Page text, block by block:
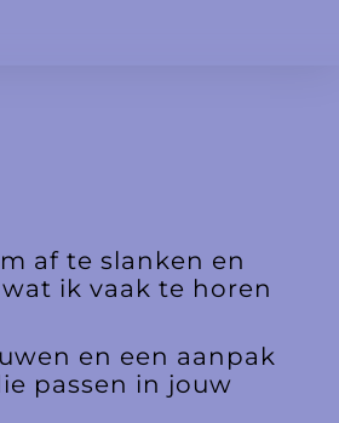
af te slanken en
ik vaak te horen
en een aanpak
passen in jouw